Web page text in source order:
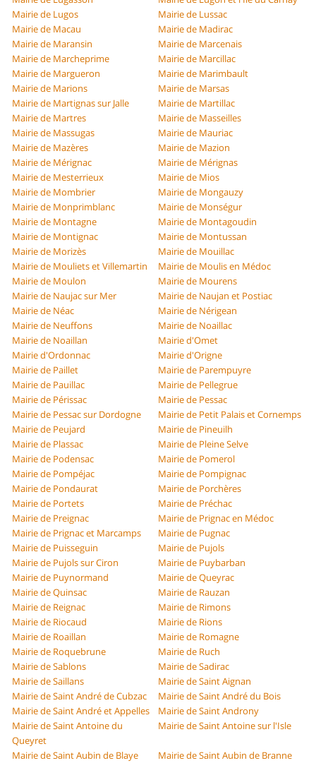
Mairie de Lugos
Mairie de Lussac
Mairie de Macau
Mairie de Madirac
Mairie de Maransin
Mairie de Marcenais
Mairie de Marcheprime
Mairie de Marcillac
Mairie de Margueron
Mairie de Marimbault
Mairie de Marions
Mairie de Marsas
Mairie de Martignas sur Jalle
Mairie de Martillac
Mairie de Martres
Mairie de Masseilles
Mairie de Massugas
Mairie de Mauriac
Mairie de Mazères
Mairie de Mazion
Mairie de Mérignac
Mairie de Mérignas
Mairie de Mesterrieux
Mairie de Mios
Mairie de Mombrier
Mairie de Mongauzy
Mairie de Monprimblanc
Mairie de Monségur
Mairie de Montagne
Mairie de Montagoudin
Mairie de Montignac
Mairie de Montussan
Mairie de Morizès
Mairie de Mouillac
Mairie de Mouliets et Villemartin
Mairie de Moulis en Médoc
Mairie de Moulon
Mairie de Mourens
Mairie de Naujac sur Mer
Mairie de Naujan et Postiac
Mairie de Néac
Mairie de Nérigean
Mairie de Neuffons
Mairie de Noaillac
Mairie de Noaillan
Mairie d'Omet
Mairie d'Ordonnac
Mairie d'Origne
Mairie de Paillet
Mairie de Parempuyre
Mairie de Pauillac
Mairie de Pellegrue
Mairie de Périssac
Mairie de Pessac
Mairie de Pessac sur Dordogne
Mairie de Petit Palais et Cornemps
Mairie de Peujard
Mairie de Pineuilh
Mairie de Plassac
Mairie de Pleine Selve
Mairie de Podensac
Mairie de Pomerol
Mairie de Pompéjac
Mairie de Pompignac
Mairie de Pondaurat
Mairie de Porchères
Mairie de Portets
Mairie de Préchac
Mairie de Preignac
Mairie de Prignac en Médoc
Mairie de Prignac et Marcamps
Mairie de Pugnac
Mairie de Puisseguin
Mairie de Pujols
Mairie de Pujols sur Ciron
Mairie de Puybarban
Mairie de Puynormand
Mairie de Queyrac
Mairie de Quinsac
Mairie de Rauzan
Mairie de Reignac
Mairie de Rimons
Mairie de Riocaud
Mairie de Rions
Mairie de Roaillan
Mairie de Romagne
Mairie de Roquebrune
Mairie de Ruch
Mairie de Sablons
Mairie de Sadirac
Mairie de Saillans
Mairie de Saint Aignan
Mairie de Saint André de Cubzac
Mairie de Saint André du Bois
Mairie de Saint André et Appelles
Mairie de Saint Androny
Mairie de Saint Antoine du
Queyret
Mairie de Saint Antoine sur l'Isle
Mairie de Saint Aubin de Blaye
Mairie de Saint Aubin de Branne